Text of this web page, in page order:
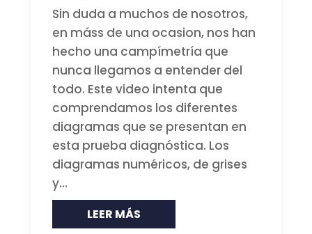
Sin duda a muchos de nosotros,
en máss de una ocasion, nos han
hecho una campímetría que
nunca llegamos a entender del
todo. Este video intenta que
comprendamos los diferentes
diagramas que se presentan en
esta prueba diagnóstica. Los
diagramas numéricos, de grises
y...
LEER MÁS